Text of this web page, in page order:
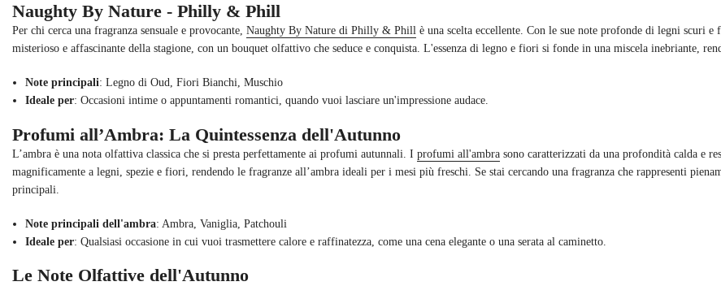
Naughty By Nature - Philly & Phill
Per chi cerca una fragranza sensuale e provocante, Naughty By Nature di Philly & Phill è una scelta eccellente. Con le sue note profonde di legni scuri
misterioso e affascinante della stagione, con un bouquet olfattivo che seduce e conquista. L'essenza di legno e fiori si fonde in una miscela inebriante,
Note principali: Legno di Oud, Fiori Bianchi, Muschio
Ideale per: Occasioni intime o appuntamenti romantici, quando vuoi lasciare un'impressione audace.
Profumi all’Ambra: La Quintessenza dell'Autunno
L’ambra è una nota olfattiva classica che si presta perfettamente ai profumi autunnali. I profumi all'ambra sono caratterizzati da una profondità calda e
magnificamente a legni, spezie e fiori, rendendo le fragranze all’ambra ideali per i mesi più freschi. Se stai cercando una fragranza che rappresenti
principali.
Note principali dell'ambra: Ambra, Vaniglia, Patchouli
Ideale per: Qualsiasi occasione in cui vuoi trasmettere calore e raffinatezza, come una cena elegante o una serata al caminetto.
Le Note Olfattive dell'Autunno